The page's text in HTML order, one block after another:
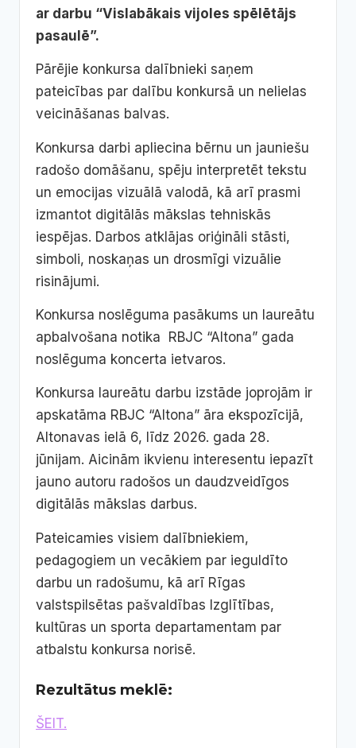
ar darbu “Vislabākais vijoles spēlētājs
pasaulē”.
Pārējie konkursa dalībnieki saņem
pateicības par dalību konkursā un nelielas
veicināšanas balvas.
Konkursa darbi apliecina bērnu un jauniešu
radošo domāšanu, spēju interpretēt tekstu
un emocijas vizuālā valodā, kā arī prasmi
izmantot digitālās mākslas tehniskās
iespējas. Darbos atklājas oriģināli stāsti,
simboli, noskaņas un drosmīgi vizuālie
risinājumi.
Konkursa noslēguma pasākums un laureātu
apbalvošana notika RBJC “Altona” gada
noslēguma koncerta ietvaros.
Konkursa laureātu darbu izstāde joprojām ir
apskatāma RBJC “Altona” āra ekspozīcijā,
Altonavas ielā 6, līdz 2026. gada 28.
jūnijam. Aicinām ikvienu interesentu iepazīt
jauno autoru radošos un daudzveidīgos
digitālās mākslas darbus.
Pateicamies visiem dalībniekiem,
pedagogiem un vecākiem par ieguldīto
darbu un radošumu, kā arī Rīgas
valstspilsētas pašvaldības Izglītības,
kultūras un sporta departamentam par
atbalstu konkursa norisē.
Rezultātus meklē:
ŠEIT.